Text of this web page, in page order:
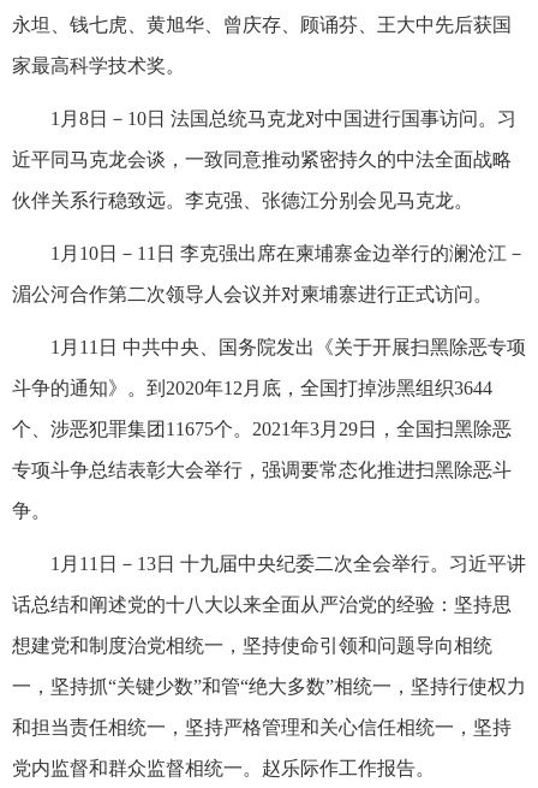
永坦、钱七虎、黄旭华、曾庆存、顾诵芬、王大中先后获国
家最高科学技术奖。
1月8日－10日 法国总统马克龙对中国进行国事访问。习
近平同马克龙会谈，一致同意推动紧密持久的中法全面战略
伙伴关系行稳致远。李克强、张德江分别会见马克龙。
1月10日－11日 李克强出席在柬埔寨金边举行的澜沧江－
湄公河合作第二次领导人会议并对柬埔寨进行正式访问。
1月11日 中共中央、国务院发出《关于开展扫黑除恶专项
斗争的通知》。到2020年12月底，全国打掉涉黑组织3644
个、涉恶犯罪集团11675个。2021年3月29日，全国扫黑除恶
专项斗争总结表彰大会举行，强调要常态化推进扫黑除恶斗
争。
1月11日－13日 十九届中央纪委二次全会举行。习近平讲
话总结和阐述党的十八大以来全面从严治党的经验：坚持思
想建党和制度治党相统一，坚持使命引领和问题导向相统
一，坚持抓“关键少数”和管“绝大多数”相统一，坚持行使权力
和担当责任相统一，坚持严格管理和关心信任相统一，坚持
党内监督和群众监督相统一。赵乐际作工作报告。